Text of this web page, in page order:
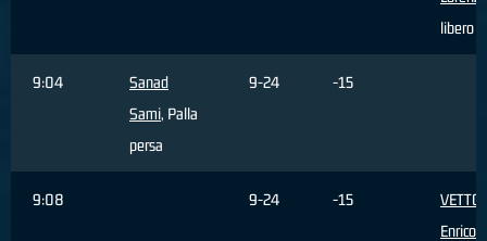
libero
9:04
Sanad
Sami, Palla
persa
9-24 -15
9:08 9-24 -15
Enrico